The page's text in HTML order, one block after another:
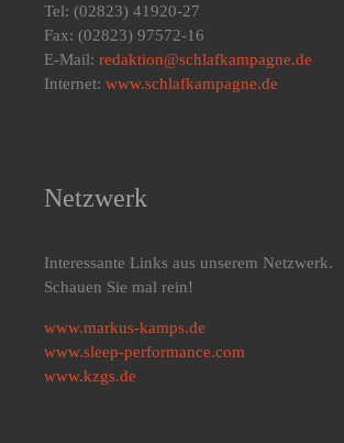
Tel: (02823) 41920-27
Fax: (02823) 97572-16
E-Mail: redaktion@schlafkampagne.de
Internet: www.schlafkampagne.de
Netzwerk
Interessante Links aus unserem Netzwerk.
Schauen Sie mal rein!
www.markus-kamps.de
www.sleep-performance.com
www.kzgs.de